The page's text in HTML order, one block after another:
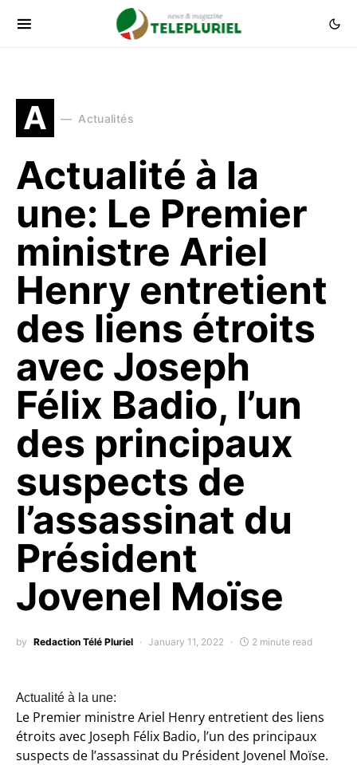
A Actualités
Actualité à la
une: Le Premier
ministre Ariel
Henry entretient
des liens étroits
avec Joseph
Félix Badio, l’un
des principaux
suspects de
l’assassinat du
Président
Jovenel Moïse
by Redaction Télé Pluriel January 11, 2022 2 minute read
Actualité à la une:
Le Premier ministre Ariel Henry entretient des liens
étroits avec Joseph Félix Badio, l’un des principaux
suspects de l’assassinat du Président Jovenel Moïse.